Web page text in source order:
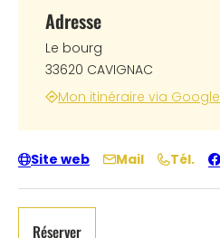
Adresse
Le bourg
33620 CAVIGNAC
Mon itinéraire via
Site web Mail Tél.
Réserver